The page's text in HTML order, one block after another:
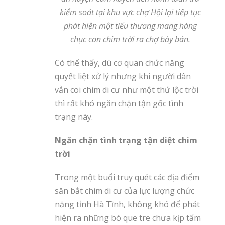
kiểm soát tại khu vực chợ Hội lại tiếp tục
phát hiện một tiểu thương mang hàng
chục con chim trời ra chợ bày bán.
Có thể thấy, dù cơ quan chức năng
quyết liệt xử lý nhưng khi người dân
vẫn coi chim di cư như một thứ lộc trời
thì rất khó ngăn chặn tận gốc tình
trạng này.
Ngăn chặn tình trạng tận diệt chim
trời
Trong một buổi truy quét các địa điểm
săn bắt chim di cư của lực lượng chức
năng tỉnh Hà Tĩnh, không khó để phát
hiện ra những bó que tre chưa kịp tẩm